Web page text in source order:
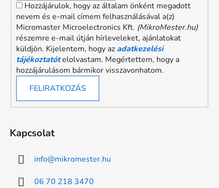
Hozzájárulok, hogy az általam önként megadott
nevem és e-mail címem felhasználásával a(z)
Micromaster Microelectronics Kft. (MikroMester.hu)
részemre e-mail útján hírleveleket, ajánlatokat
küldjön. Kijelentem, hogy az adatkezelési
tájékoztatótelolvastam. Megértettem, hogy a
hozzájárulásom bármikor visszavonhatom.
FELIRATKOZÁS
Kapcsolat
info@mikromester.hu
06 70 218 3470